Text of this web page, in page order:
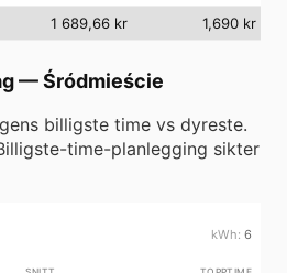
1 689,66 kr 1,690 kr
—Śródmieście
billigste time vs dyreste.
time-planlegging sikter
6